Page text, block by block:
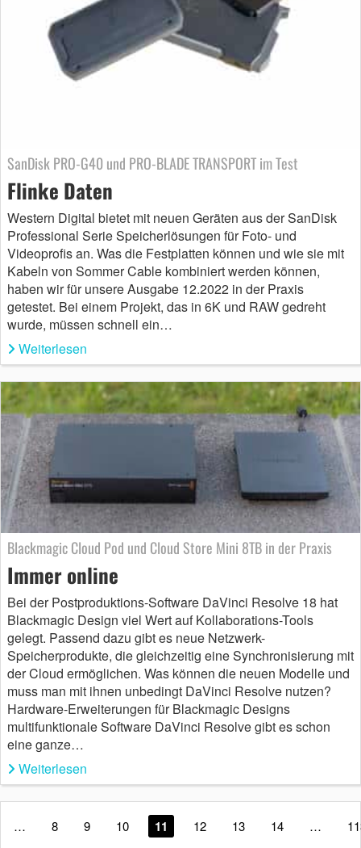
SanDisk PRO-G40 und PRO-BLADE TRANSPORT im Test
Flinke Daten
Western Digital bietet mit neuen Geräten aus der SanDisk
Professional Serie Speicherlösungen für Foto- und
Videoprofis an. Was die Festplatten können und wie sie mit
Kabeln von Sommer Cable kombiniert werden können,
haben wir für unsere Ausgabe 12.2022 in der Praxis
getestet. Bei einem Projekt, das in 6K und RAW gedreht
wurde, müssen schnell ein…
Weiterlesen
Blackmagic Cloud Pod und Cloud Store Mini 8TB in der Praxis
Immer online
Bei der Postproduktions-Software DaVinci Resolve 18 hat
Blackmagic Design viel Wert auf Kollaborations-Tools
gelegt. Passend dazu gibt es neue Netzwerk-
Speicherprodukte, die gleichzeitig eine Synchronisierung mit
der Cloud ermöglichen. Was können die neuen Modelle und
muss man mit ihnen unbedingt DaVinci Resolve nutzen?
Hardware-Erweiterungen für Blackmagic Designs
multifunktionale Software DaVinci Resolve gibt es schon
eine ganze…
Weiterlesen
… 8 9 10 11 12 13 14 …